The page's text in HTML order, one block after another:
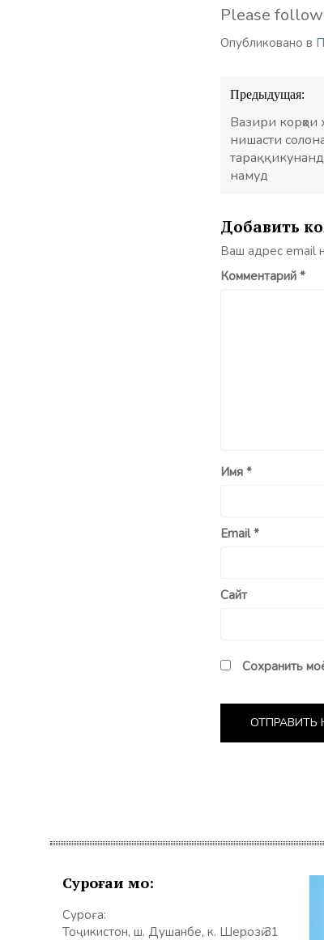
Please
Опубликовано в
Навигация
по
записям
Предыдущая:
Вазири
нишасти
намуд
Добавить
Ваш адрес email
Комментарий *
Имя *
Email*
Сайт
Сохранить
Суроғаи мо:
Суроға:
Тоҷикистон, ш. Душанбе, к. Шерозӣ 31